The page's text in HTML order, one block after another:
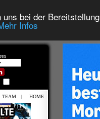
bei der Bereitstellung
Infos
TEAM | HOME